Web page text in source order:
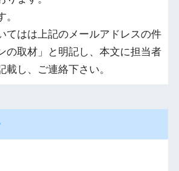
てはは上記のメールアドレスの件
の取材」と明記し、本文に担当者
載し、ご連絡下さい。